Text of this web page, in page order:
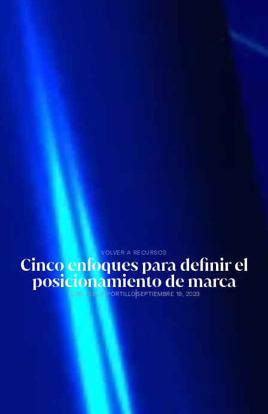
VOLVER A RECURSOS
Cinco enfoques para definir el
posicionamiento de marca
JOSE JESUS PORTILLOSEPTIEMBRE 19, 2023